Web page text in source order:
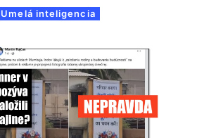
Umelá inteligencia